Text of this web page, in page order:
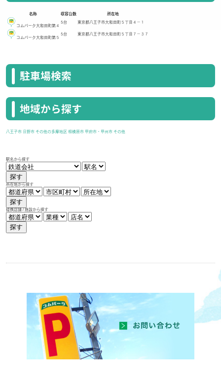
名称 収容台数 所在地
コムパーク大和田町第４
5台 東京都八王子市大和田町５丁目４－１
コムパーク大和田町第５
5台 東京都八王子市大和田町５丁目７－３７
駐車場検索
地域から探す
八王子市 日野市 その他の多摩地区 相模原市 甲府市・甲州市 その他
駅名から探す
探す
所在地から探す
探す
提携店舗 / 施設から探す
探す